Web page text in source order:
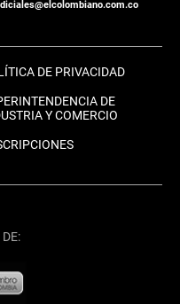
DE PRIVACIDAD
DE
Y COMERCIO